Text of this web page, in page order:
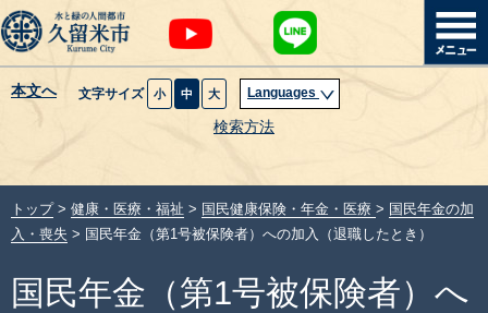
本文へ 文字サイズ 小 中 大 Languages
検索方法
暮らし・届出
健康・医療・福祉
観光魅力・イベント
トップ> 健康・医療・福祉 > 国民健康保険・年金・医療 > 国民年金の加
入・喪失 > 国民年金（第1号被保険者）への加入（退職したとき）
国民年金（第1号被保険者）へ